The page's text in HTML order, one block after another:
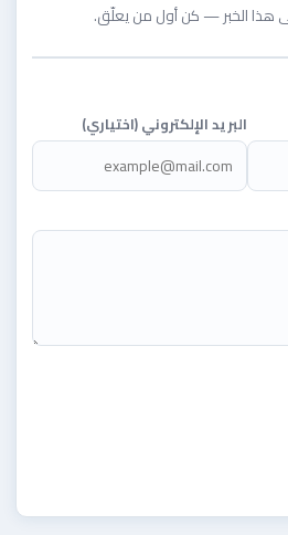
هذا الخبر — كن أول من يعلّق.
البريد الإلكتروني (اختياري)